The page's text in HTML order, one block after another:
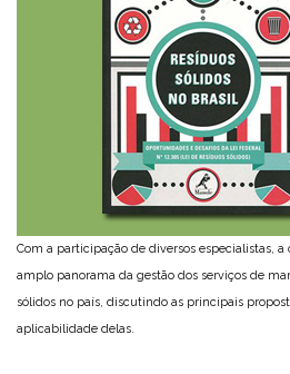
Com a participação de diversos especialistas, a
amplo panorama da gestão dos serviços de
sólidos no país, discutindo as principais
aplicabilidade delas.